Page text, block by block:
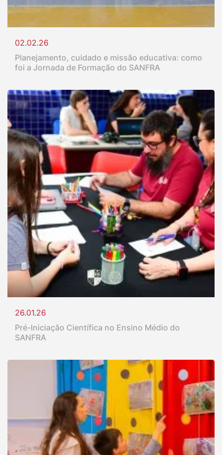
02.02.26
Planejamento, cuidado e missão educativa: como
foi a Jornada de Formação do SANFRA
26.01.26
Pré-Iniciação Científica no Ensino Médio do
SANFRA